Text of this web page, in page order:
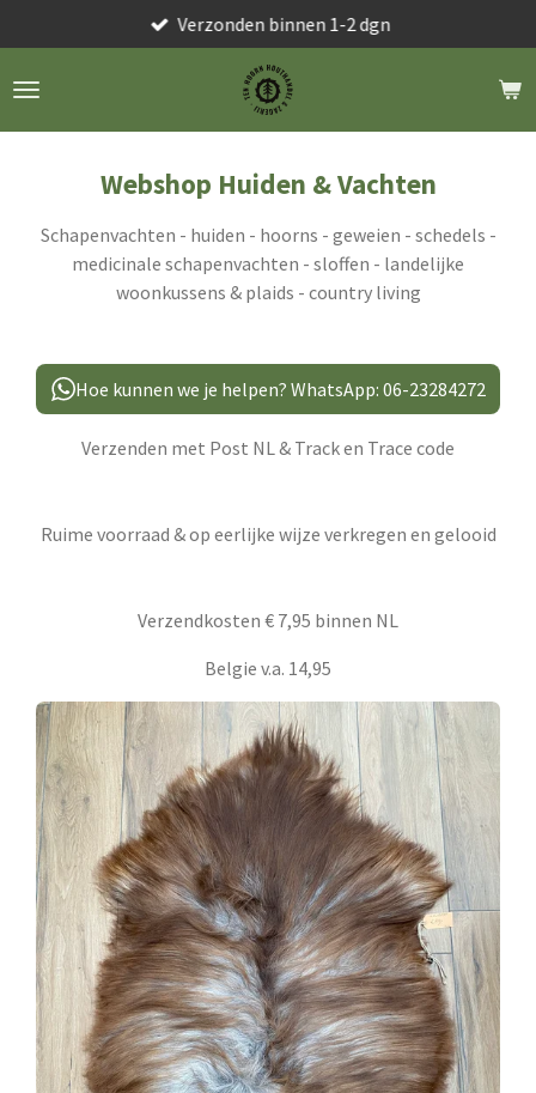
direct
naar
Verzonden binnen 1-2 dgn
Webshop Huiden & Vachten
Schapenvachten - huiden - hoorns - geweien - schedels -
medicinale schapenvachten - sloffen - landelijke
woonkussens & plaids - country living
Hoe kunnen we je helpen? WhatsApp: 06-23284272
Verzenden met Post NL & Track en Trace code
Ruime voorraad & op eerlijke wijze verkregen en gelooid
Verzendkosten € 7,95 binnen NL
Belgie v.a. 14,95